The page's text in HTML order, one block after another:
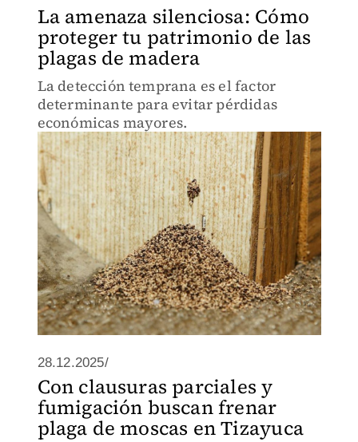
La amenaza silenciosa: Cómo
proteger tu patrimonio de las
plagas de madera
La detección temprana es el factor
determinante para evitar pérdidas
económicas mayores.
28.12.2025/
Con clausuras parciales y
fumigación buscan frenar
plaga de moscas en Tizayuca